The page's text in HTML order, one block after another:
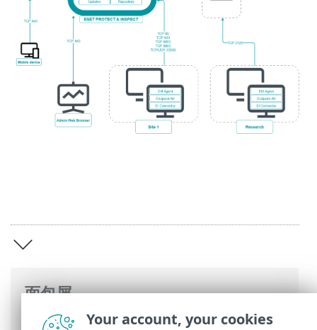
面包屑
ESET 联机帮助>ESET PROTECT>ESET
Your account, your cookies